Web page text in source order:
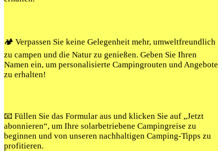
🏕️ Verpassen Sie keine Gelegenheit mehr, umweltfreundlich
zu campen und die Natur zu genießen. Geben Sie Ihren
Namen ein, um personalisierte Campingrouten und Angebote
zu erhalten!
📧 Füllen Sie das Formular aus und klicken Sie auf „Jetzt
abonnieren“, um Ihre solarbetriebene Campingreise zu
beginnen und von unseren nachhaltigen Camping-Tipps zu
profitieren.